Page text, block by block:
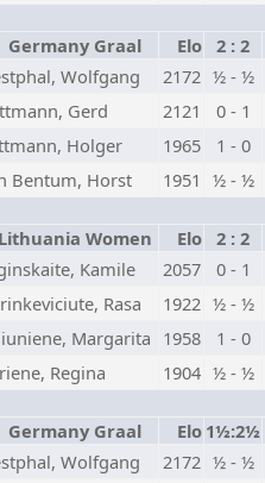
Germany Graal Elo 2 : 2
Wolfgang 2172 ½ - ½
Gerd 2121 0 - 1
Holger 1965 1 - 0
Bentum, Horst 1951 ½ - ½
Lithuania Women Elo 2 : 2
Kamile 2057 0 - 1
Rasa 1922 ½ - ½
Margarita 1958 1 - 0
Regina 1904 ½ - ½
Germany Graal Elo 1½:2½
Wolfgang 2172 ½ - ½